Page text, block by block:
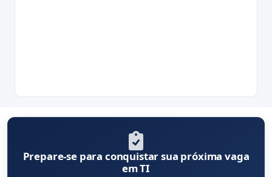
Prepare-se para conquistar sua próxima vaga
em TI